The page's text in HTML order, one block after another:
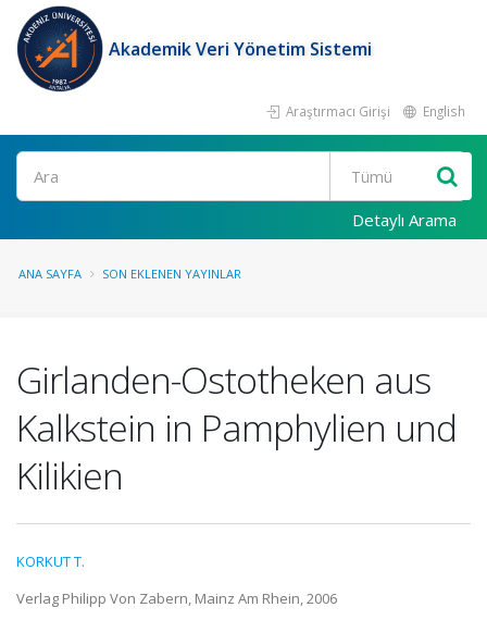
Akademik Veri Yönetim Sistemi
Araştırmacı Girişi English
Ara
Detaylı Arama
ANA SAYFA SON EKLENEN YAYINLAR
Girlanden-Ostotheken aus
Kalkstein in Pamphylien und
Kilikien
KORKUT T.
Verlag Philipp Von Zabern, Mainz Am Rhein, 2006